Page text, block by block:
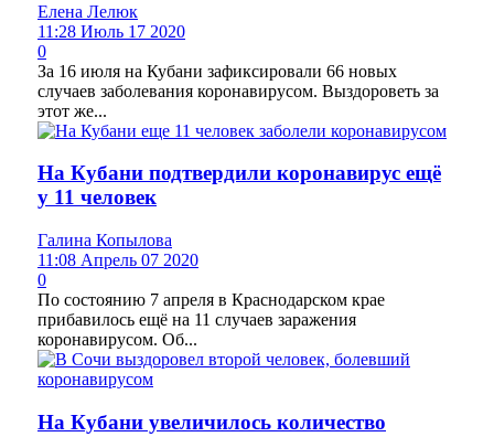
Елена Лелюк
11:28 Июль 17 2020
0
За 16 июля на Кубани зафиксировали 66 новых
случаев заболевания коронавирусом. Выздороветь за
этот же...
На Кубани подтвердили коронавирус ещё
у 11 человек
Галина Копылова
11:08 Апрель 07 2020
0
По состоянию 7 апреля в Краснодарском крае
прибавилось ещё на 11 случаев заражения
коронавирусом. Об...
На Кубани увеличилось количество